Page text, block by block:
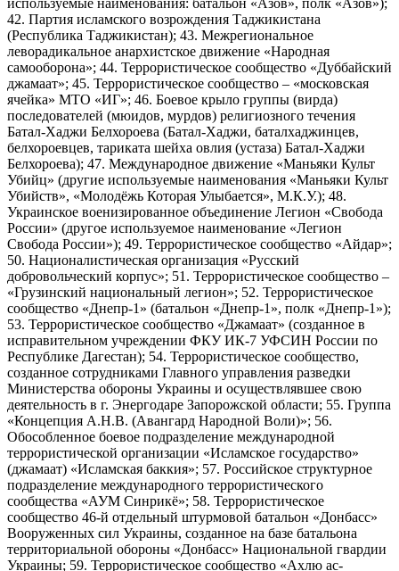
используемые наименования: батальон «Азов», полк «Азов»);
42. Партия исламского возрождения Таджикистана
(Республика Таджикистан); 43. Межрегиональное
леворадикальное анархистское движение «Народная
самооборона»; 44. Террористическое сообщество «Дуббайский
джамаат»; 45. Террористическое сообщество – «московская
ячейка» МТО «ИГ»; 46. Боевое крыло группы (вирда)
последователей (мюидов, мурдов) религиозного течения
Батал-Хаджи Белхороева (Батал-Хаджи, баталхаджинцев,
белхороевцев, тариката шейха овлия (устаза) Батал-Хаджи
Белхороева); 47. Международное движение «Маньяки Культ
Убийц» (другие используемые наименования «Маньяки Культ
Убийств», «Молодёжь Которая Улыбается», М.К.У.); 48.
Украинское военизированное объединение Легион «Свобода
России» (другое используемое наименование «Легион
Свобода России»); 49. Террористическое сообщество «Айдар»;
50. Националистическая организация «Русский
добровольческий корпус»; 51. Террористическое сообщество –
«Грузинский национальный легион»; 52. Террористическое
сообщество «Днепр-1» (батальон «Днепр-1», полк «Днепр-1»);
53. Террористическое сообщество «Джамаат» (созданное в
исправительном учреждении ФКУ ИК-7 УФСИН России по
Республике Дагестан); 54. Террористическое сообщество,
созданное сотрудниками Главного управления разведки
Министерства обороны Украины и осуществлявшее свою
деятельность в г. Энергодаре Запорожской области; 55. Группа
«Концепция А.Н.В. (Авангард Народной Воли)»; 56.
Обособленное боевое подразделение международной
террористической организации «Исламское государство»
(джамаат) «Исламская баккия»; 57. Российское структурное
подразделение международного террористического
сообщества «АУМ Синрикё»; 58. Террористическое
сообщество 46-й отдельный штурмовой батальон «Донбасс»
Вооруженных сил Украины, созданное на базе батальона
территориальной обороны «Донбасс» Национальной гвардии
Украины; 59. Террористическое сообщество «Ахлю ас-